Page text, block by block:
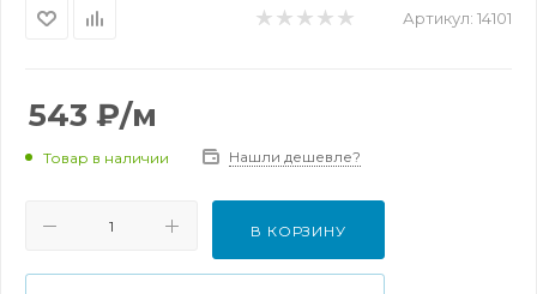
Артикул: 14101
543 ₽/м
Товар в наличии Нашли дешевле?
В КОРЗИНУ